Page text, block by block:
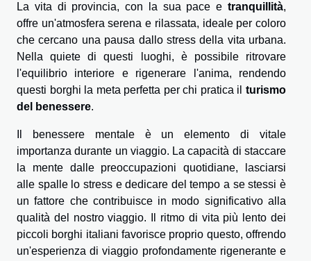
La vita di provincia, con la sua pace e tranquillità,
offre un'atmosfera serena e rilassata, ideale per coloro
che cercano una pausa dallo stress della vita urbana.
Nella quiete di questi luoghi, è possibile ritrovare
l'equilibrio interiore e rigenerare l'anima, rendendo
questi borghi la meta perfetta per chi pratica il turismo
del benessere.
Il benessere mentale è un elemento di vitale
importanza durante un viaggio. La capacità di staccare
la mente dalle preoccupazioni quotidiane, lasciarsi
alle spalle lo stress e dedicare del tempo a se stessi è
un fattore che contribuisce in modo significativo alla
qualità del nostro viaggio. Il ritmo di vita più lento dei
piccoli borghi italiani favorisce proprio questo, offrendo
un'esperienza di viaggio profondamente rigenerante e